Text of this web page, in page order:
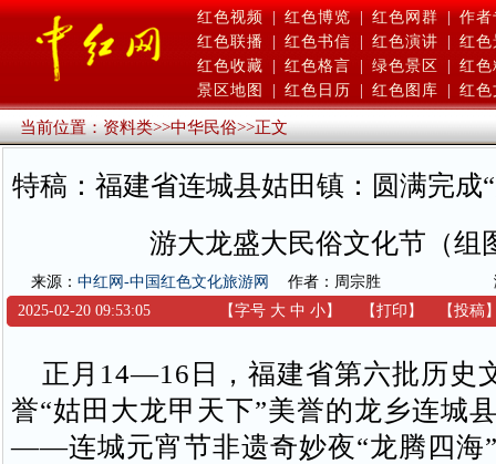
红色视频 | 红色博览 | 红色网群 | 作者
红色联播
红色书信 红色演讲
红色
红色收藏
红色格言 绿色景区
红色
景区地图
红色日历 红色图库 红色
当前位置：资料类>>中华民俗>>正文
特稿：福建省连城县姑田镇：圆满完成
游大龙盛大民俗文化节（组
来源： 中红网-中国红色文化旅游网 作者：周宗胜
2025-02-20 09:53:05
【字号 大 中 小】 【打印 】 【投稿
正月14—16日，福建省第六批历史
誉“姑田大龙甲天下”美誉的龙乡连城
——连城元宵节非遗奇妙夜“龙腾四海